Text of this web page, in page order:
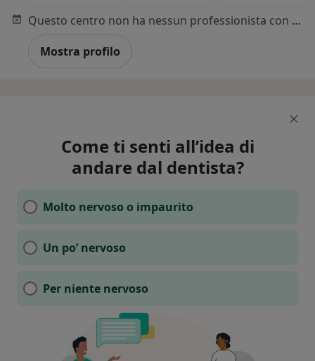
Questo centro non ha nessun professionista con date disponibili
Mostra profilo
Come ti senti all’idea di
andare dal dentista?
Molto nervoso o impaurito
Un po’ nervoso
Per niente nervoso